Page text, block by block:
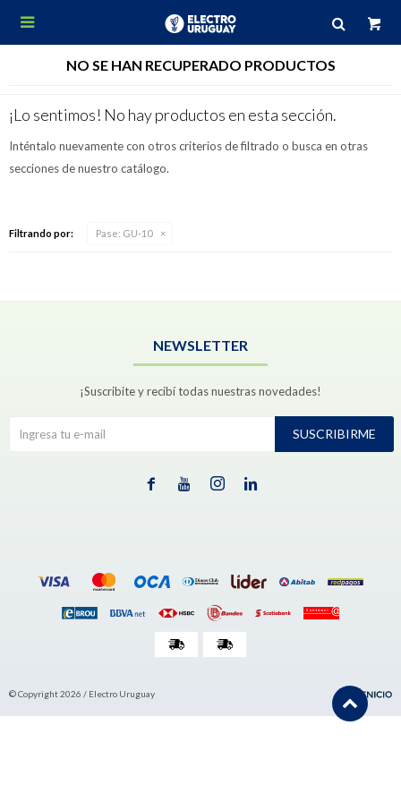

NO SE HAN RECUPERADO PRODUCTOS
¡Lo sentimos! No hay productos en esta sección.
Inténtalo nuevamente con otros criterios de filtrado o busca en otras
secciones de nuestro catálogo.
Filtrando por: Pase: GU-10
NEWSLETTER
¡Suscribite y recibí todas nuestras novedades!
SUSCRIBIRME
   
© Copyright 2026 / Electro Uruguay